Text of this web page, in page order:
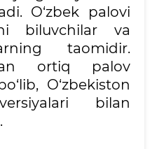
O‘zbek palovi
biluvchilar va
taomidir.
ortiq palov
O‘zbekiston
bilan